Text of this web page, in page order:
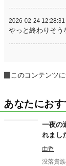
2026-02-24 12:28:31
やっと終わりそう
このコンテンツ
あなたにお
一夜の
れまし
由香
没落貴